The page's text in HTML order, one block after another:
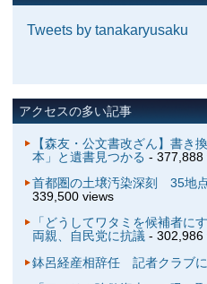
Tweets by tanakaryusaku
アクセスの多い記事
【森友・公文書改ざん】書
本」と遺書見つかる - 377,888
首都圏の土壌汚染深刻 35地
339,500 views
「どうしてワタミを候補者
両親、自民党に抗議- 302,986
鉢呂経産相辞任 記者クラブ